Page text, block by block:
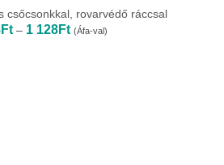
csőcsonkkal, rovarvédő ráccsal
Ft – 1 128FtÁrtartomány:
768Ft
(Áfa-val)